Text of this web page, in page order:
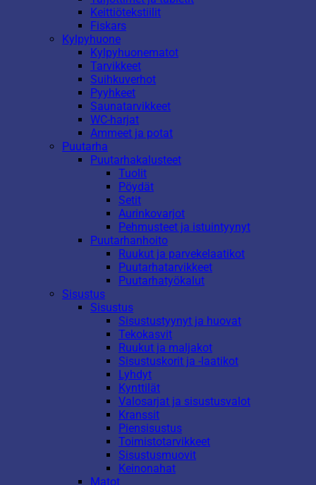
Keittiötekstiilit
Fiskars
Kylpyhuone
Kylpyhuonematot
Tarvikkeet
Suihkuverhot
Pyyhkeet
Saunatarvikkeet
WC-harjat
Ammeet ja potat
Puutarha
Puutarhakalusteet
Tuolit
Pöydät
Setit
Aurinkovarjot
Pehmusteet ja istuintyynyt
Puutarhanhoito
Ruukut ja parvekelaatikot
Puutarhatarvikkeet
Puutarhatyökalut
Sisustus
Sisustus
Sisustustyynyt ja huovat
Tekokasvit
Ruukut ja maljakot
Sisustuskorit ja -laatikot
Lyhdyt
Kynttilät
Valosarjat ja sisustusvalot
Kranssit
Piensisustus
Toimistotarvikkeet
Sisustusmuovit
Keinonahat
Matot